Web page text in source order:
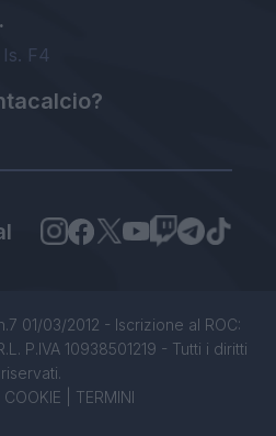
F4
01/03/2012 - Iscrizione al ROC:
P.IVA 10938501219 - Tutti i diritti
riservati.
COOKIE TERMINI